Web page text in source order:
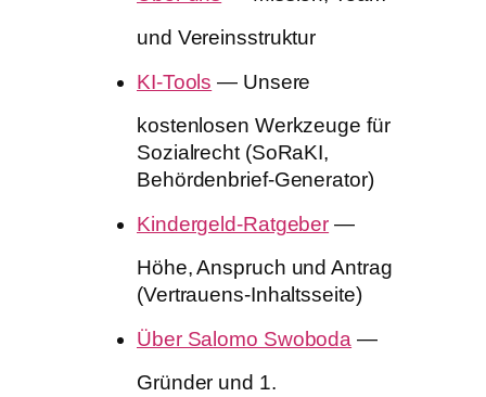
und Vereinsstruktur
KI-Tools — Unsere
kostenlosen Werkzeuge für
Sozialrecht (SoRaKI,
Behördenbrief-Generator)
Kindergeld-Ratgeber —
Höhe, Anspruch und Antrag
(Vertrauens-Inhaltsseite)
Über Salomo Swoboda —
Gründer und 1.